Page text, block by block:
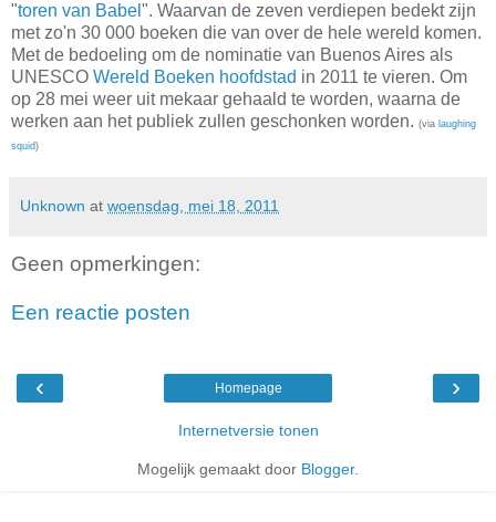
"toren van Babel ". Waarvan de zeven verdiepen bedekt zijn
met zo'n 30 000 boeken die van over de hele wereld komen.
Met de bedoeling om de nominatie van Buenos Aires als
UNESCO Wereld Boeken hoofdstad in 2011 te vieren. Om
op 28 mei weer uit mekaar gehaald te worden, waarna de
werken aan het publiek zullen geschonken worden. (via laughing
squid)
Unknown at woensdag, mei 18, 2011
Geen opmerkingen:
Een reactie posten
‹ ›
Homepage
Internetversie tonen
Mogelijk gemaakt door Blogger.